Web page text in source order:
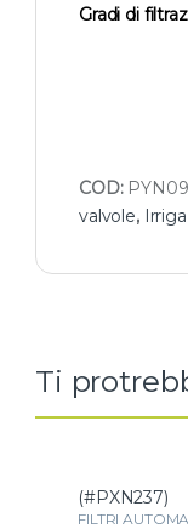
Gradi di
COD:
valvole,
Ti
(#PXN237)
FILTRI